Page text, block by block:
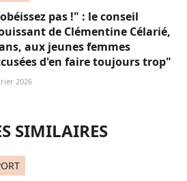
pas !" : le conseil
de Clémentine Célarié,
aux jeunes femmes
d'en faire toujours trop"
2026
SIMILAIRES